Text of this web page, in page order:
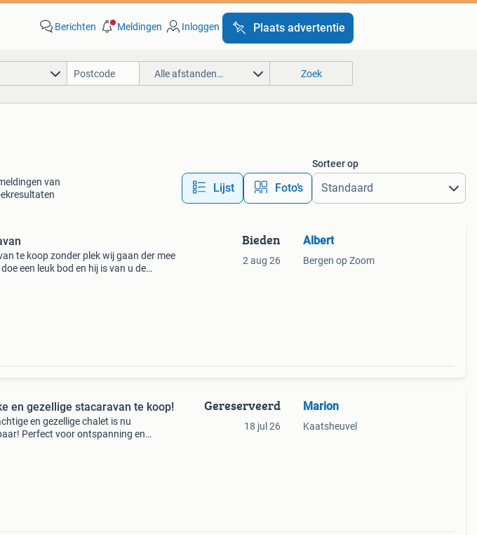
Berichten Meldingen Inloggen Plaats advertentie
Alle afstanden… Zoek
van
Lijst Foto’s
Sorteer op
te koop zonder plek wij gaan der mee
een leuk bod en hij is van u de
Bieden
2 aug 26
Albert
Bergen op Zoom
en gezellige stacaravan te koop!
en gezellige chalet is nu
Perfect voor ontspanning en
Gereserveerd
18 jul 26
Marion
Kaatsheuvel